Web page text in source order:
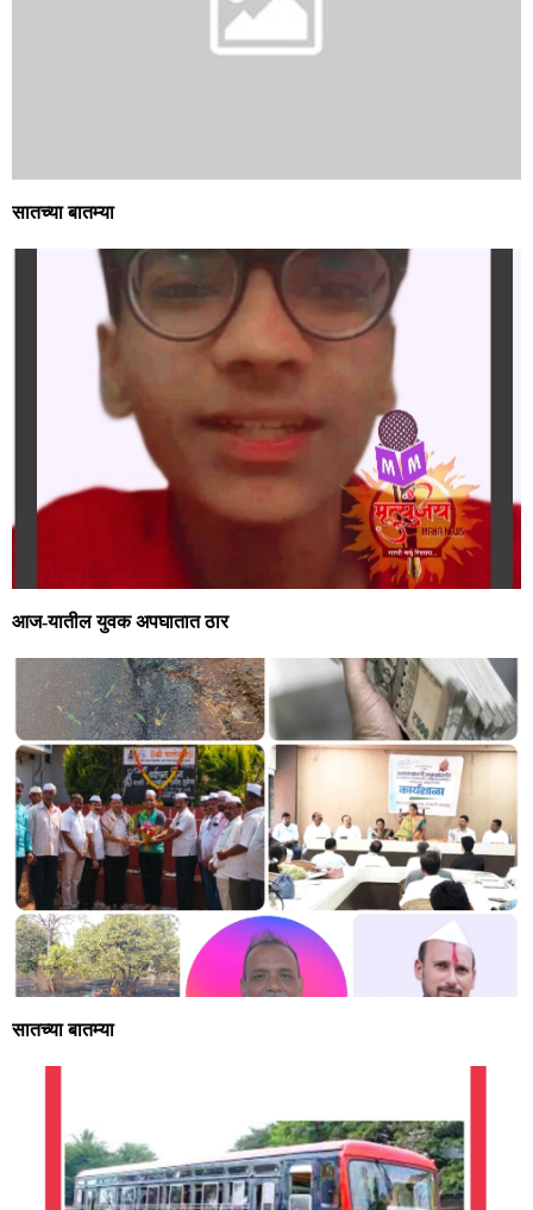
सातच्या बातम्या
आज-यातील युवक अपघातात ठार
सातच्या बातम्या